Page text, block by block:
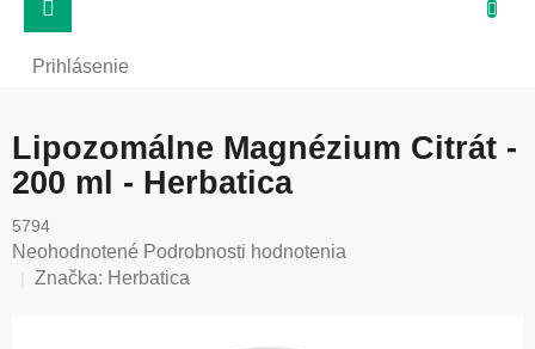
Prihlásenie
Lipozomálne Magnézium Citrát -
200 ml - Herbatica
5794
Priemerné
hodnotenie
Neohodnotené Podrobnosti hodnotenia
Značka: Herbatica